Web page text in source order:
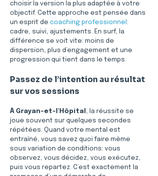
choisir la version la plus adaptée à votre
objectif. Cette approche est pensée dans
un esprit de coaching professionnel :
cadre, suivi, ajustements. En surf, la
différence se voit vite: moins de
dispersion, plus d’engagement et une
progression qui tient dans le temps.
Passez de l’intention au résultat
sur vos sessions
À Grayan-et-l'Hôpital , la réussite se
joue souvent sur quelques secondes
répétées. Quand votre mental est
entraîné, vous savez quoi faire même
sous variation de conditions: vous
observez, vous décidez, vous exécutez,
puis vous repartez. C’est exactement la